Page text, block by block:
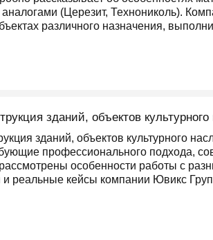
(Церезит, Технониколь).
различного назначения,
зданий, объектов
зданий, объектов культурного
профессионального подхода,
особенности работы с
реальные кейсы компании Ювикс